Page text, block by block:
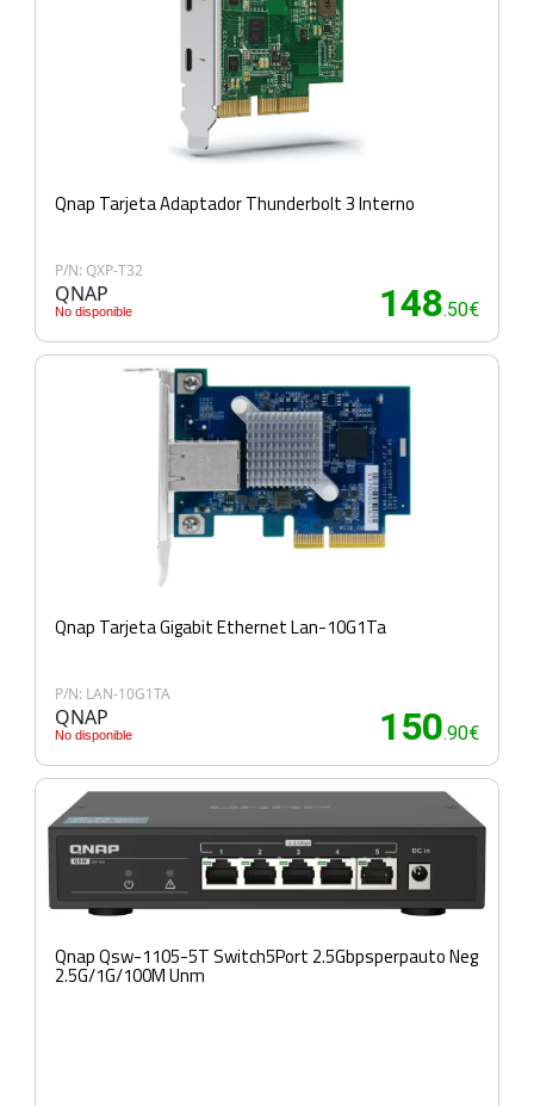
Qnap Tarjeta Adaptador Thunderbolt 3 Interno
P/N: QXP-T32
QNAP
No disponible 148.50€
Qnap Tarjeta Gigabit Ethernet Lan-10G1Ta
P/N: LAN-10G1TA
QNAP
No disponible 150.90€
Qnap Qsw-1105-5T Switch5Port 2.5Gbpsperpauto Neg
2.5G/1G/100M Unm